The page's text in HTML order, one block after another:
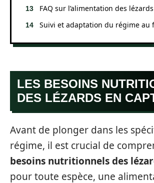
FAQ sur l’alimentation des lézards
Suivi et adaptation du régime au
LES BESOINS
DES LÉZARDS EN
Avant de plonger dans les
régime, il est crucial de
besoins nutritionnels des
pour toute espèce, une